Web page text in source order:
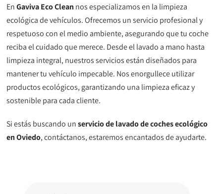
EnGaviva Eco Clean nos especializamos en la limpieza
ecológica de vehículos. Ofrecemos un servicio profesional y
respetuoso con el medio ambiente, asegurando que tu coche
reciba el cuidado que merece. Desde el lavado a mano hasta
limpieza integral, nuestros servicios están diseñados para
mantener tu vehículo impecable. Nos enorgullece utilizar
productos ecológicos, garantizando una limpieza eficaz y
sostenible para cada cliente.
Si estás buscando unservicio de lavado de coches ecológico
en Oviedo, contáctanos, estaremos encantados de ayudarte.